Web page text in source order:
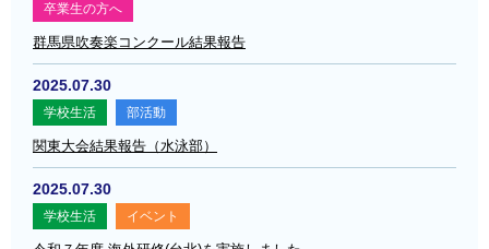
卒業生の方へ
群馬県吹奏楽コンクール結果報告
2025.07.30
学校生活 部活動
関東大会結果報告（水泳部）
2025.07.30
学校生活 イベント